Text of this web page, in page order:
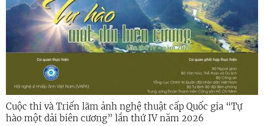
Cuộc thi và Triển lãm ảnh nghệ thuật cấp Quốc gia “Tự
hào một dải biên cương” lần thứ IV năm 2026